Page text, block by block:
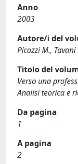
Anno
2003
Autore/i del
Picozzi M.,
Titolo del
Verso una
Analisi teorica e
Da pagina
1
A pagina
2